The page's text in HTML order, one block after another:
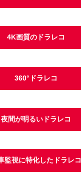
4K画質のドラレコ
360°ドラレコ
夜間が明るいドラレコ
監視に特化したドラレコ